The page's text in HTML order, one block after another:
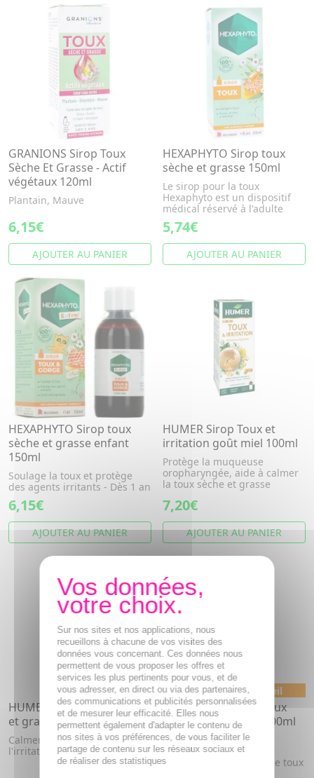
GRANIONS Sirop Toux
Sèche Et Grasse - Actif
végétaux 120ml
Plantain, Mauve
6,15€
AJOUTER AU PANIER
HEXAPHYTO Sirop toux
sèche et grasse 150ml
Le sirop pour la toux
Hexaphyto est un dispositif
médical réservé à l'adulte
5,74€
AJOUTER AU PANIER
HEXAPHYTO Sirop toux
sèche et grasse enfant
150ml
Soulage la toux et protège
des agents irritants - Dès 1 an
6,15€
AJOUTER AU PANIER
HUMER Sirop Toux et
irritation goût miel 100ml
Protège la muqueuse
oropharyngée, aide à calmer
la toux sèche et grasse
7,20€
AJOUTER AU PANIER
HUMER Sirop toux sèche
et grasse 170ml
Calmer la toux, apaiser
l'irritation
Médicament conseil
LIERRE GRIMPANT Toux
productive -Flacon 100ml
Médicament à base de
plantes utilisé en tant
qu'expectorant en cas de toux
Sur nos sites et nos applications, nous
recueillons à chacune de vos visites des
données vous concernant. Ces données nous
permettent de vous proposer les offres et
services les plus pertinents pour vous, et de
vous adresser, en direct ou via des partenaires,
des communications et publicités personnalisées
et de mesurer leur efficacité. Elles nous
permettent également d'adapter le contenu de
nos sites à vos préférences, de vous faciliter le
partage de contenu sur les réseaux sociaux et
de réaliser des statistiques